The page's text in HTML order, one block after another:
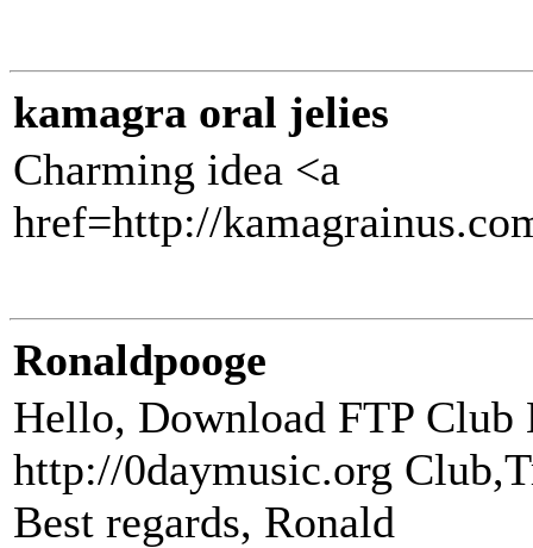
kamagra oral jelies
Charming idea <a
href=http://
Ronaldpooge
Hello, Download FTP Club
http://0daymusic.org
Best regards, Ronald